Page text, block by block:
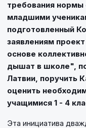
требования нормы
младшими
подготовленный
заявлениям
основе
дышат в школе",
Латвии, поручить
оценить
учащимися 1 - 4
Эта инициатива